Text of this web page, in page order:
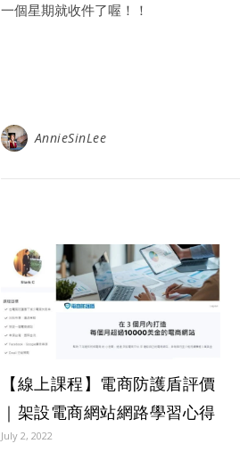
一個星期就收件了喔！！
AnnieSinLee
【線上課程】電商防護盾評價
｜架設電商網站網路學習心得
July 2, 2022